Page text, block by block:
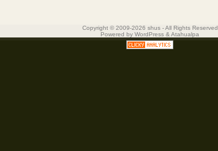
Copyright © 2009-2026 shus - All Rights Reserved
Powered by WordPress & Atahualpa